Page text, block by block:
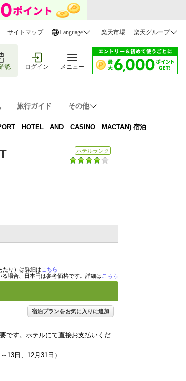
サイトマップ Language 楽天市場 楽天グループ
認 ログイン メニュー
旅行ガイド その他
HOTEL AND CASINO MACTAN) 宿泊
ホテルランク
たり）は詳細は こちら
場合、日本円は参考価格です。詳細は こちら
宿泊プランをお気に入りに追加
です。ホテルにて直接お支払いくだ
13日、12月31日）